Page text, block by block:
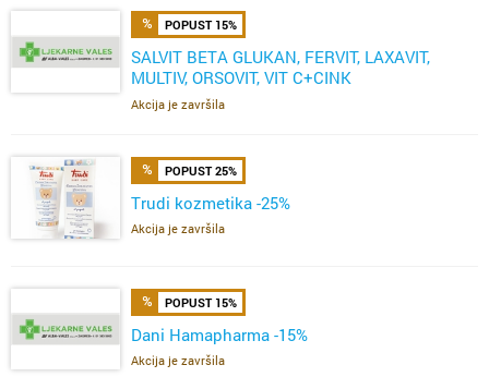
POPUST 15%
SALVIT BETA GLUKAN, FERVIT, LAXAVIT,
MULTIV, ORSOVIT, VIT C+CINK
ŽELE,FERVIT,OMEGA
Akcija je završila
POPUST 25%
Trudi kozmetika -25%
Akcija je završila
POPUST 15%
Dani Hamapharma -15%
Akcija je završila